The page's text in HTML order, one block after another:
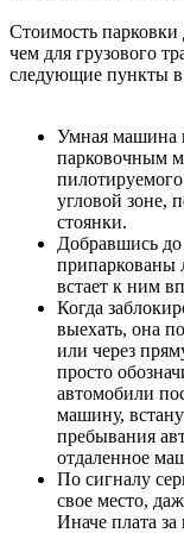
Стоимость
чем для грузового
следующие пункты в
Умная машина
парковочным
угловой зоне,
стоянки.
Добравшись
припаркованы
встает к ним
Когда
выехать, она
или через
просто
автомобили
машину,
пребывания
отдаленное
По сигналу
свое место,
Иначе плата